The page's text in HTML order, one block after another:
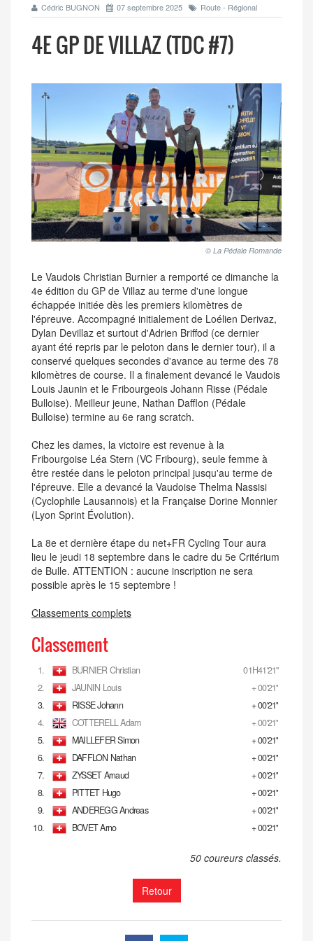
Cédric BUGNON 07 septembre 2025 Route - Régional
4E GP DE VILLAZ (TDC #7)
© La Pédale Romande
Le Vaudois Christian Burnier a remporté ce dimanche la
4e édition du GP de Villaz au terme d'une longue
échappée initiée dès les premiers kilomètres de
l'épreuve. Accompagné initialement de Loélien Derivaz,
Dylan Devillaz et surtout d'Adrien Briffod (ce dernier
ayant été repris par le peloton dans le dernier tour), il a
conservé quelques secondes d'avance au terme des 78
kilomètres de course. Il a finalement devancé le Vaudois
Louis Jaunin et le Fribourgeois Johann Risse (Pédale
Bulloise). Meilleur jeune, Nathan Dafflon (Pédale
Bulloise) termine au 6e rang scratch.
Chez les dames, la victoire est revenue à la
Fribourgoise Léa Stern (VC Fribourg), seule femme à
être restée dans le peloton principal jusqu'au terme de
l'épreuve. Elle a devancé la Vaudoise Thelma Nassisi
(Cyclophile Lausannois) et la Française Dorine Monnier
(Lyon Sprint Évolution).
La 8e et dernière étape du net+FR Cycling Tour aura
lieu le jeudi 18 septembre dans le cadre du 5e Critérium
de Bulle. ATTENTION : aucune inscription ne sera
possible après le 15 septembre !
Classements complets
Classement
1. BURNIER Christian
01H41'21''
2.
JAUNIN Louis
+ 00'21''
3.
RISSE Johann
+ 00'21''
4.
COTTERELL Adam
+ 00'21''
5.
MAILLEFER Simon
+ 00'21''
6.
DAFFLON Nathan
+ 00'21''
7.
ZYSSET Arnaud
+ 00'21''
8.
PITTET Hugo
+ 00'21''
9.
ANDEREGG Andreas
+ 00'21''
10.
BOVET Arno + 00'21''
50 coureurs classés.
Retour